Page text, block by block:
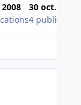
30 oct. 2008
4 publications